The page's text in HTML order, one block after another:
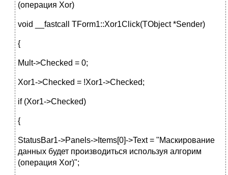
(операция Xor)
void __fastcall TForm1::Xor1Click(TObject *Sender)
{
Mult->Checked = 0;
Xor1->Checked = !Xor1->Checked;
if (Xor1->Checked)
{
StatusBar1->Panels->Items[0]->Text = "Маскирование
данных будет производиться используя алгорим
(операция Xor)";